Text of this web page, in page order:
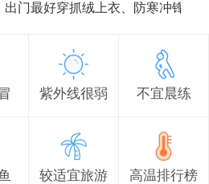
出门最好穿抓绒上衣、防寒冲锋衣
紫外线很弱 不宜晨练
较适宜旅游 高温排行榜